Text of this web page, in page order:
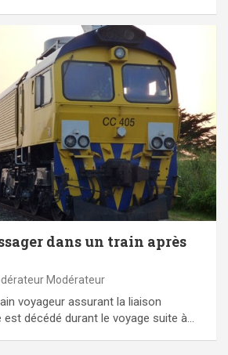
dans un train après
Modérateur
voyageur assurant la liaison
est décédé durant le voyage suite à…